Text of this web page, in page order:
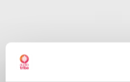
Desprecarte
În 1967, la San